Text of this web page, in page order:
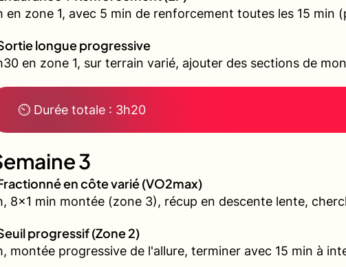
en zone 1, avec 5 min de renforcement toutes les 15 min
longue progressive
en zone 1, sur terrain varié, ajouter des sections de
⏲ Durée totale : 3h20
3
en côte varié (VO2max)
8x1 min montée (zone 3), récup en descente lente,
progressif (Zone 2)
montée progressive de l'allure, terminer avec 15 min à